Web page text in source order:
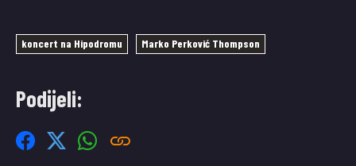
koncert na Hipodromu Marko Perković Thompson
Podijeli: